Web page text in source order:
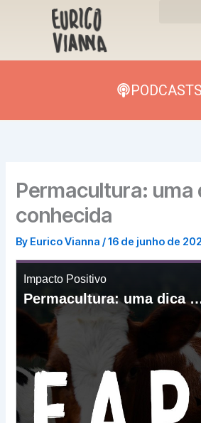
PODCASTS
Permacultura: uma
conhecida
By Eurico Vianna /16 de junho de